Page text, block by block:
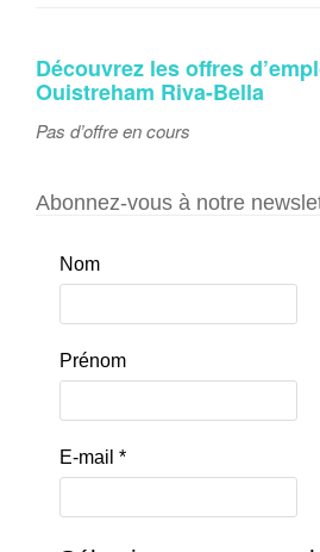
Découvrez les offres
Ouistreham Riva-Bella
Pas d’offre en cours
Abonnez-vous à notre
Nom
Prénom
E-mail *